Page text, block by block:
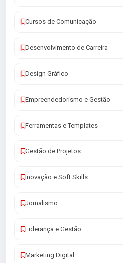
Cursos de Comunicação
Desenvolvimento de Carreira
Design Gráfico
Empreendedorismo e Gestão
Ferramentas e Templates
Gestão de Projetos
Inovação e Soft Skills
Jornalismo
Liderança e Gestão
Marketing Digital